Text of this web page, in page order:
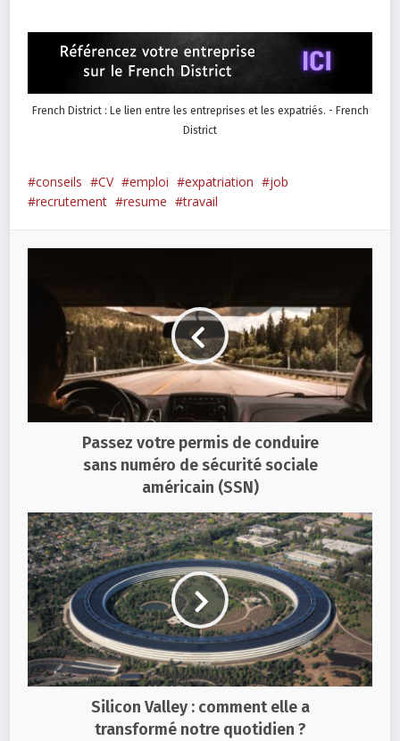
French District : Le lien entre les entreprises et les expatriés. - French
District
conseils CV emploi expatriation
job
recrutement
resume travail
Passez votre permis de conduire
sans numéro de sécurité sociale
américain (SSN)
Silicon Valley : comment elle a
transformé notre quotidien ?